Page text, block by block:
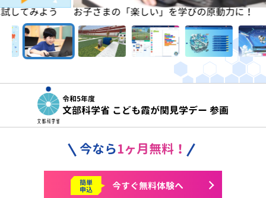
う お子さまの「楽しい」を学びの原動力に！ 初め
令和5年度
文部科学省 こども霞が関見学デー 参画
今なら1ヶ月無料！
簡単
申込 今すぐ無料体験へ